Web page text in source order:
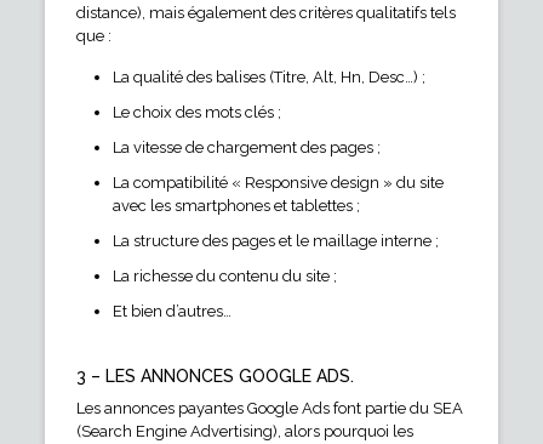
distance), mais également des critères qualitatifs tels
que :
La qualité des balises (Titre, Alt, Hn, Desc…) ;
Le choix des mots clés ;
La vitesse de chargement des pages ;
La compatibilité « Responsive design » du site
avec les smartphones et tablettes ;
La structure des pages et le maillage interne ;
La richesse du contenu du site ;
Et bien d’autres…
3 – LES ANNONCES GOOGLE ADS.
Les annonces payantes Google Ads font partie du SEA
(Search Engine Advertising), alors pourquoi les